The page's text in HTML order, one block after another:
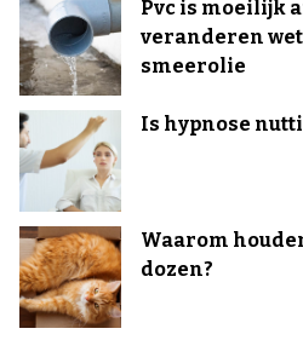
Pvc is moeilijk
veranderen
smeerolie
Is hypnose
Waarom
dozen?